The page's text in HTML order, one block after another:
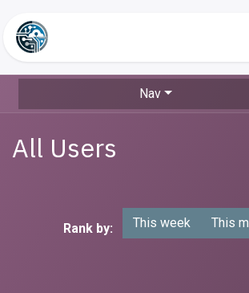
Nav
All Users
Rank by: This week This